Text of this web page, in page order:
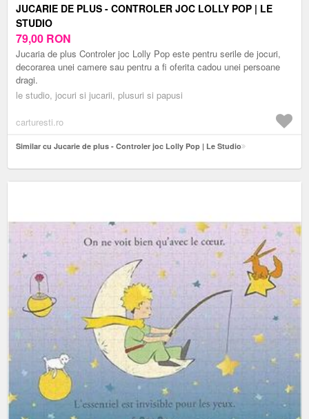
JUCARIE DE PLUS - CONTROLER JOC LOLLY POP | LE
STUDIO
79,00 RON
Jucaria de plus Controler joc Lolly Pop este pentru serile de jocuri,
decorarea unei camere sau pentru a fi oferita cadou unei persoane
dragi.
le studio, jocuri si jucarii, plusuri si papusi
carturesti.ro
Similar cu Jucarie de plus - Controler joc Lolly Pop | Le Studio